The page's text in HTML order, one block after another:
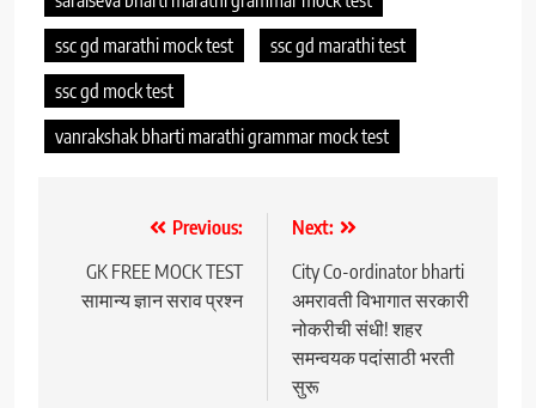
ssc gd marathi mock test
ssc gd marathi test
ssc gd mock test
vanrakshak bharti marathi grammar mock test
navigation
Previous:
GK FREE MOCK TEST
सामान्य ज्ञान सराव प्रश्न
Next:
City Co-ordinator bharti
अमरावती विभागात सरकारी
नोकरीची संधी! शहर
समन्वयक पदांसाठी भरती
सुरू